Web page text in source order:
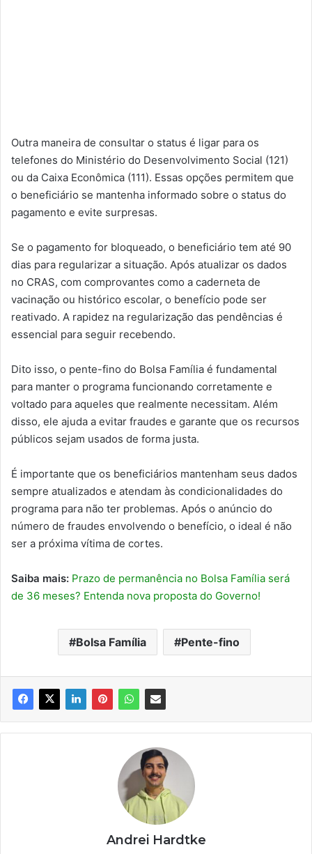
Outra maneira de consultar o status é ligar para os
telefones do Ministério do Desenvolvimento Social (121)
ou da Caixa Econômica (111). Essas opções permitem que
o beneficiário se mantenha informado sobre o status do
pagamento e evite surpresas.
Se o pagamento for bloqueado, o beneficiário tem até 90
dias para regularizar a situação. Após atualizar os dados
no CRAS, com comprovantes como a caderneta de
vacinação ou histórico escolar, o benefício pode ser
reativado. A rapidez na regularização das pendências é
essencial para seguir recebendo.
Dito isso, o pente-fino do Bolsa Família é fundamental
para manter o programa funcionando corretamente e
voltado para aqueles que realmente necessitam. Além
disso, ele ajuda a evitar fraudes e garante que os recursos
públicos sejam usados de forma justa.
É importante que os beneficiários mantenham seus dados
sempre atualizados e atendam às condicionalidades do
programa para não ter problemas. Após o anúncio do
número de fraudes envolvendo o benefício, o ideal é não
ser a próxima vítima de cortes.
Saiba mais: Prazo de permanência no Bolsa Família será
de 36 meses? Entenda nova proposta do Governo!
Bolsa Família Pente-fino
Andrei Hardtke